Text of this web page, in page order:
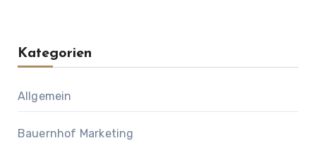
Kategorien
Allgemein
Bauernhof Marketing